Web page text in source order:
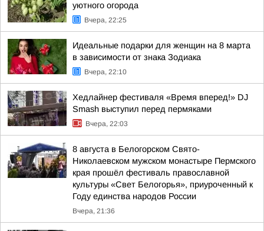
уютного огорода
Вчера, 22:25
Идеальные подарки для женщин на 8 марта
в зависимости от знака Зодиака
Вчера, 22:10
Хедлайнер фестиваля «Время вперед!» DJ
Smash выступил перед пермяками
Вчера, 22:03
8 августа в Белогорском Свято-
Николаевском мужском монастыре Пермского
края прошёл фестиваль православной
культуры «Свет Белогорья», приуроченный к
Году единства народов России
Вчера, 21:36